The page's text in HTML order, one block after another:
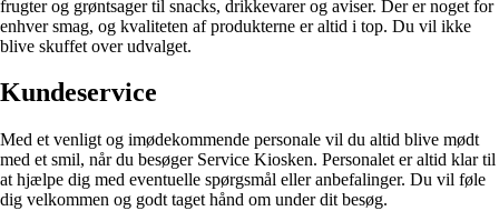
frugter og grøntsager til snacks, drikkevarer og aviser. Der er noget for
enhver smag, og kvaliteten af produkterne er altid i top. Du vil ikke
blive skuffet over udvalget.
Kundeservice
Med et venligt og imødekommende personale vil du altid blive mødt
med et smil, når du besøger Service Kiosken. Personalet er altid klar til
at hjælpe dig med eventuelle spørgsmål eller anbefalinger. Du vil føle
dig velkommen og godt taget hånd om under dit besøg.